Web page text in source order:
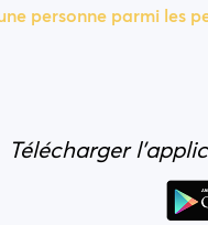
personne parmi les
Télécharger